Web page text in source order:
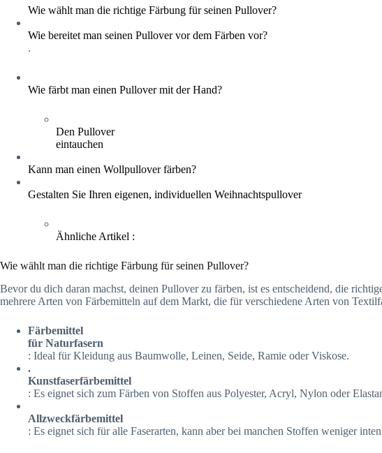
Wie wählt man die richtige Färbung für seinen Pullover?
Wie bereitet man seinen Pullover vor dem Färben vor?
.
Wie färbt man einen Pullover mit der Hand?
Den Pullover
eintauchen
Kann man einen Wollpullover färben?
Gestalten Sie Ihren eigenen, individuellen Weihnachtspullover
Ähnliche Artikel :
Wie wählt man die richtige Färbung für seinen Pullover?
Bevor du dich daran machst, deinen Pullover zu färben, ist es entscheidend, die
mehrere Arten von Färbemitteln auf dem Markt, die für verschiedene Arten von
Färbemittel
für Naturfasern
: Ideal für Kleidung aus Baumwolle, Leinen, Seide, Ramie oder Viskose.
.
Kunstfaserfärbemittel
: Es eignet sich zum Färben von Stoffen aus Polyester, Acryl, Nylon oder
Allzweckfärbemittel
: Es eignet sich für alle Faserarten, kann aber bei manchen Stoffen weniger